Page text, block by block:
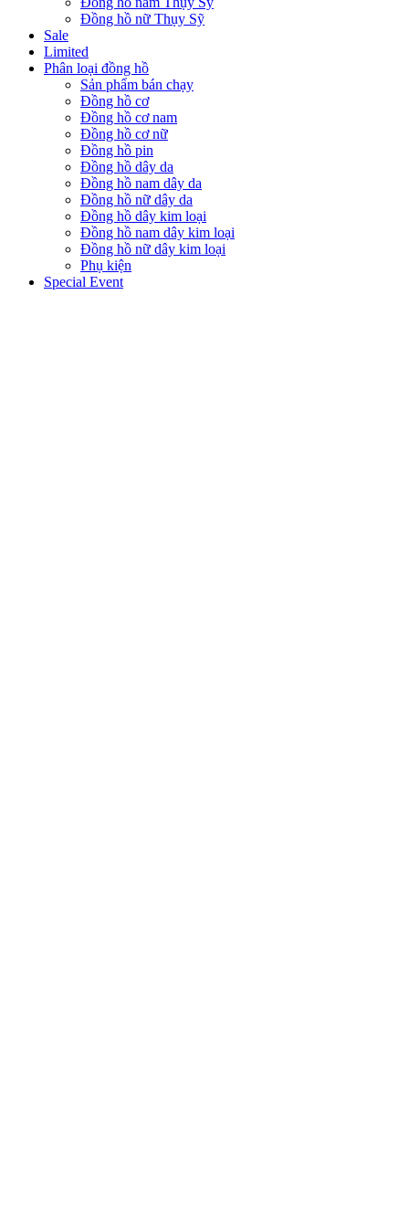
Đồng hồ nữ Thụy Sỹ
Sale
Limited
Phân loại đồng hồ
Sản phẩm bán chạy
Đồng hồ cơ
Đồng hồ cơ nam
Đồng hồ cơ nữ
Đồng hồ pin
Đồng hồ dây da
Đồng hồ nam dây da
Đồng hồ nữ dây da
Đồng hồ dây kim loại
Đồng hồ nam dây kim loại
Đồng hồ nữ dây kim loại
Phụ kiện
Special Event